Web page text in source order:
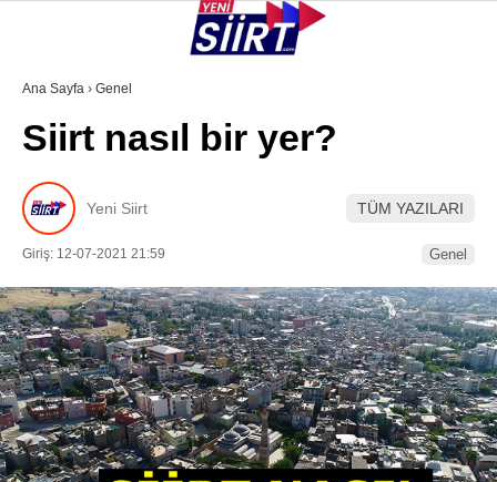
KURTALAN
ERUH
PERVARI
ŞIRVAN
TILLO
GÜNDEM
Ana Sayfa › Genel
Siirt nasıl bir yer?
Yeni Siirt TÜM YAZILARI
Giriş: 12-07-2021 21:59 Genel